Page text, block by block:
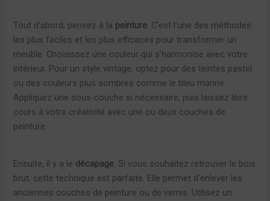
Tout d’abord, pensez à la peinture. C’est l’une des méthodes
les plus faciles et les plus efficaces pour transformer un
meuble. Choisissez une couleur qui s’harmonise avec votre
intérieur. Pour un style vintage, optez pour des teintes pastel
ou des couleurs plus sombres comme le bleu marine.
Appliquez une sous-couche si nécessaire, puis laissez libre
cours à votre créativité avec une ou deux couches de
peinture.
Ensuite, il y a le décapage. Si vous souhaitez retrouver le bois
brut, cette technique est parfaite. Elle permet d’enlever les
anciennes couches de peinture ou de vernis. Utilisez un